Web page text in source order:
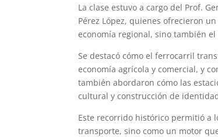
La clase estuvo a cargo del Prof.
Pérez López, quienes ofrecieron
economía regional, sino también
Se destacó cómo el ferrocarril
economía agrícola y comercial, y
también abordaron cómo las
cultural y construcción de
Este recorrido histórico permitió a
transporte, sino como un motor